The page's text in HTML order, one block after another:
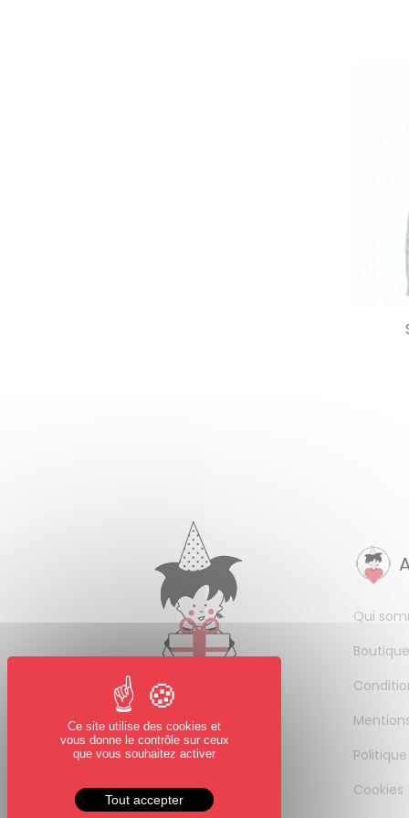
Qui
Cookies
Ce site utilise des cookies et
vous donne le contrôle sur ceux
que vous souhaitez activer
Tout accepter